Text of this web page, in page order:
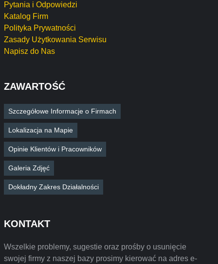
Pytania i Odpowiedzi
Katalog Firm
Polityka Prywatności
Zasady Użytkowania Serwisu
Napisz do Nas
ZAWARTOŚĆ
Szczegółowe Informacje o Firmach
Lokalizacja na Mapie
Opinie Klientów i Pracowników
Galeria Zdjęć
Dokładny Zakres Działalności
KONTAKT
Wszelkie problemy, sugestie oraz prośby o usunięcie
swojej firmy z naszej bazy prosimy kierować na adres e-